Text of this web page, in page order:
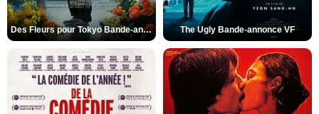
Des Fleurs pour Tokyo Bande-annonce VO STFR The Ugly Bande-annonce VF